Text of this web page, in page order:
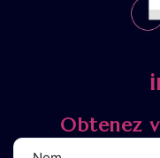
Obtenez